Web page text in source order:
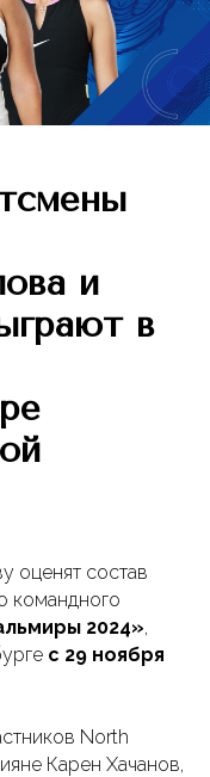
и
в
оценят состав
командного
2024»,
с 29 ноября
North
Карен Хачанов,